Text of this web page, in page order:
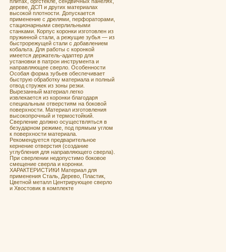
дереве, ДСП и других материалах
высокой плотности. Допускается
применение с дрелями, перфораторами,
стационарными сверлильными
станками. Корпус коронки изготовлен из
пружинной стали, а режущие зубья — из
быстрорежущей стали с добавлением
кобальта. Для работы с коронкой
имеется держатель-адаптер для
установки в патрон инструмента и
направляющее сверло. Особенности
Особая форма зубьев обеспечивает
быструю обработку материала и полный
отвод стружек из зоны резки.
Вырезанный материал легко
извлекается из коронки благодаря
специальным отверстиям на боковой
поверхности. Материал изготовления
высокопрочный и термостойкий.
Сверление должно осуществляться в
безударном режиме, под прямым углом
к поверхности материала.
Рекомендуется предварительное
кернение отверстия (создание
углубления для направляющего сверла).
При сверлении недопустимо боковое
смещение сверла и коронки.
ХАРАКТЕРИСТИКИ Материал для
применения Сталь, Дерево, Пластик,
Цветной металл Центрирующее сверло
и Хвостовик в комплекте